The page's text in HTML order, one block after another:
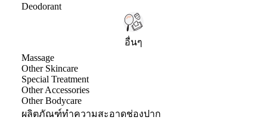
Deodorant
อื่นๆ
Massage
Other Skincare
Special Treatment
Other Accessories
Other Bodycare
ผลิตภัณฑ์ทำความสะอาดช่องปาก